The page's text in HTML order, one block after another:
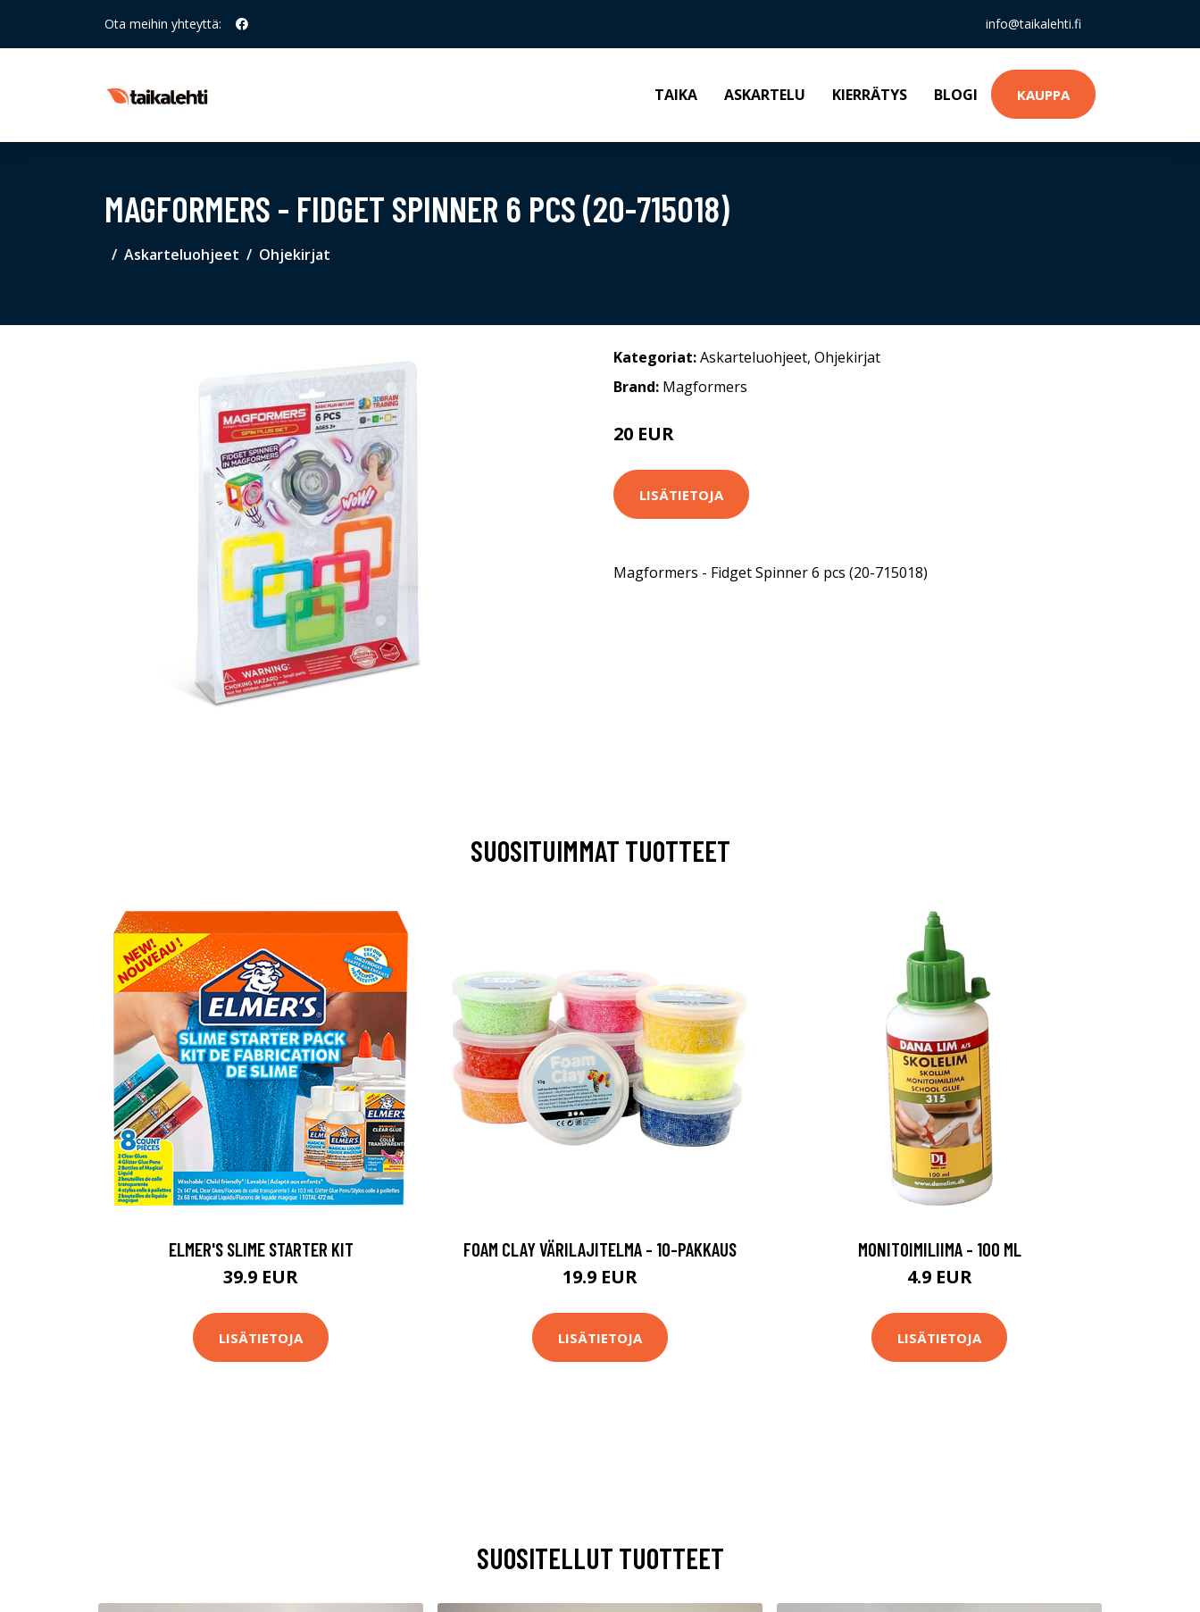
Ota meihin yhteyttä: info@taikalehti.fi
TAIKA ASKARTELU KIERRÄTYS BLOGI KAUPPA
MAGFORMERS - FIDGET SPINNER 6 PCS (20-715018)
Askarteluohjeet Ohjekirjat
Kategoriat:Askarteluohjeet, Ohjekirjat
Brand: Magformers
20 EUR
LISÄTIETOJA
Magformers - Fidget Spinner 6 pcs (20-715018)
SUOSITUIMMAT TUOTTEET
ELMER'S SLIME STARTER KIT
39.9 EUR
LISÄTIETOJA
FOAM CLAY VÄRILAJITELMA - 10-PAKKAUS
19.9 EUR
LISÄTIETOJA
MONITOIMILIIMA - 100 ML
4.9 EUR
LISÄTIETOJA
SUOSITELLUT TUOTTEET